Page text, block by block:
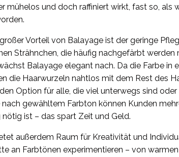
mühelos und doch raffiniert wirkt, fast so, als
Vorteil von Balayage ist der geringe
Strähnchen, die häufig nachgefärbt werden
Balayage elegant nach. Da die Farbe in
die Haarwurzeln nahtlos mit dem Rest des
Option für alle, die viel unterwegs sind
gewähltem Farbton können Kunden
nötig ist – das spart Zeit und Geld.
außerdem Raum für Kreativität und
an Farbtönen experimentieren – von